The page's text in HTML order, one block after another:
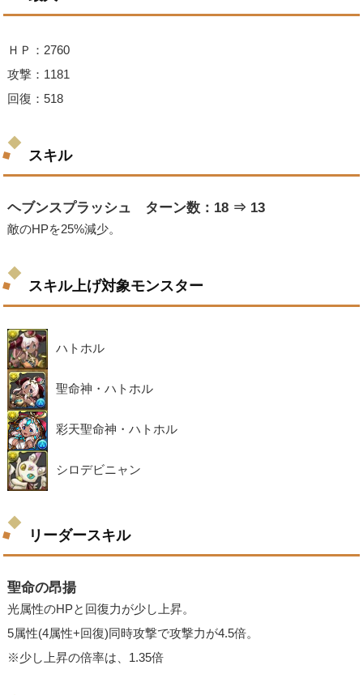
ＨＰ：2760
攻撃：1181
回復：518
スキル
ヘブンスプラッシュ ターン数：18 ⇒ 13
敵のHPを25%減少。
スキル上げ対象モンスター
ハトホル
聖命神・ハトホル
彩天聖命神・ハトホル
シロデビニャン
リーダースキル
聖命の昂揚
光属性のHPと回復力が少し上昇。
5属性(4属性+回復)同時攻撃で攻撃力が4.5倍。
※少し上昇の倍率は、1.35倍